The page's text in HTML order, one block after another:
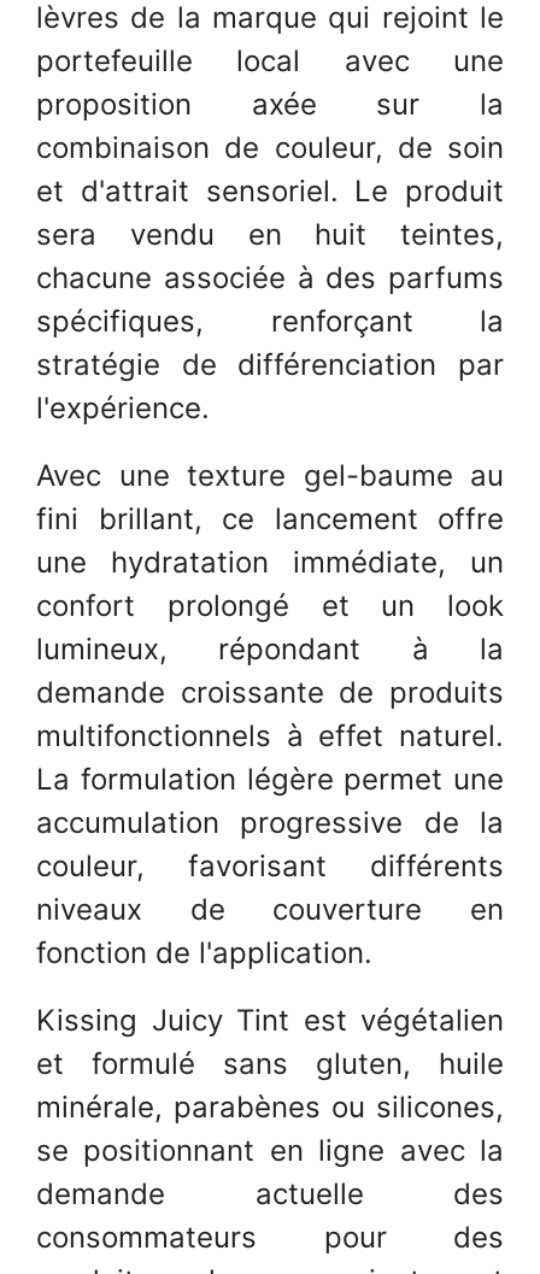
lèvres de la marque qui rejoint le
portefeuille local avec une
proposition axée sur la
combinaison de couleur, de soin
et d'attrait sensoriel. Le produit
sera vendu en huit teintes,
chacune associée à des parfums
spécifiques, renforçant la
stratégie de différenciation par
l'expérience.
Avec une texture gel-baume au
fini brillant, ce lancement offre
une hydratation immédiate, un
confort prolongé et un look
lumineux, répondant à la
demande croissante de produits
multifonctionnels à effet naturel.
La formulation légère permet une
accumulation progressive de la
couleur, favorisant différents
niveaux de couverture en
fonction de l'application.
Kissing Juicy Tint est végétalien
et formulé sans gluten, huile
minérale, parabènes ou silicones,
se positionnant en ligne avec la
demande actuelle des
consommateurs pour des